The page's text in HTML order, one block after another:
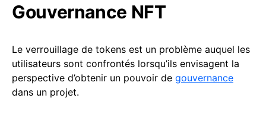
Gouvernance NFT
Le verrouillage de tokens est un problème auquel les
utilisateurs sont confrontés lorsqu’ils envisagent la
perspective d’obtenir un pouvoir de gouvernance
dans un projet.